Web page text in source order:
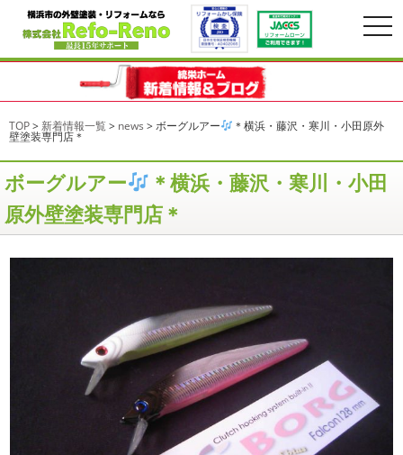
TOP> 新着情報一覧> news >ボーグルアー ＊横浜・藤沢・寒川・小田原外
壁塗装専門店＊
ボーグルアー
＊横浜・藤沢・寒川・小田
原外壁塗装専門店＊